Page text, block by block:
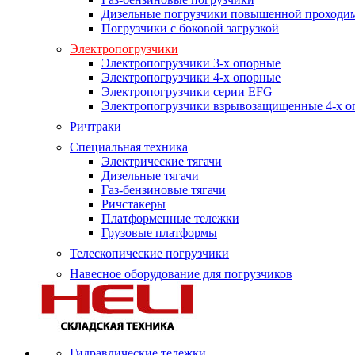
Дизельные погрузчики повышенной
Погрузчики с боковой загрузкой
Электропогрузчики
Электропогрузчики 3-х опорные
Электропогрузчики 4-х опорные
Электропогрузчики серии EFG
Электропогрузчики взрывозащищенные 4-х
Ричтраки
Специальная техника
Электрические тягачи
Дизельные тягачи
Газ-бензиновые тягачи
Ричстакеры
Платформенные тележки
Грузовые платформы
Телескопические погрузчики
Навесное оборудование для погрузчиков